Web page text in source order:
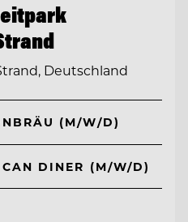
Deutschland
(M/W/D)
DINER (M/W/D)